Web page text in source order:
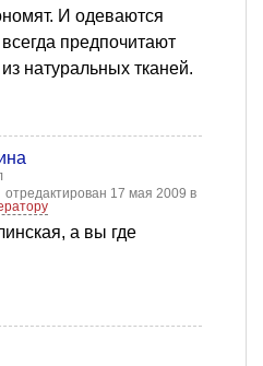
И одеваются
предпочитают
натуральных тканей.
отредактирован 17 мая 2009 в
а вы где